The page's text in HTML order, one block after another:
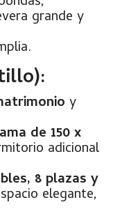
grande y
y
de 150 x
adicional
8 plazas y
elegante,